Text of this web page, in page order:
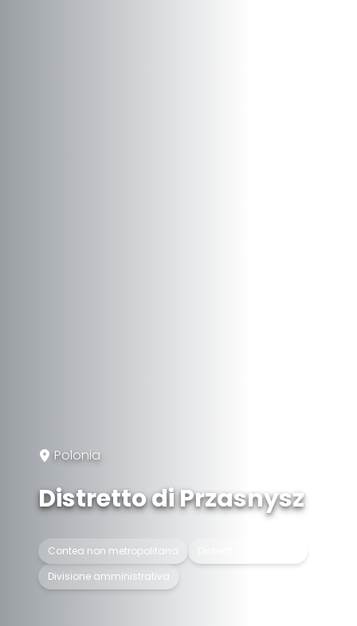
Polonia
Distretto di Przasnysz
Contea non metropolitana
Divisione amministrativa